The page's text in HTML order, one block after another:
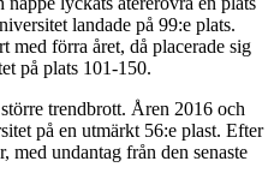
landade på 99:e plats.
med förra året, då placerade sig
på plats 101-150.
trendbrott. Åren 2016 och
på en utmärkt 56:e plast. Efter
med undantag från den senaste